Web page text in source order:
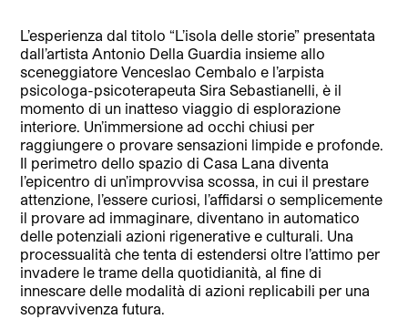
L’esperienza dal titolo “L’isola delle storie” presentata
dall’artista Antonio Della Guardia insieme allo
sceneggiatore Venceslao Cembalo e l’arpista
psicologa-psicoterapeuta Sira Sebastianelli, è il
momento di un inatteso viaggio di esplorazione
interiore. Un’immersione ad occhi chiusi per
raggiungere o provare sensazioni limpide e profonde.
Il perimetro dello spazio di Casa Lana diventa
l’epicentro di un’improvvisa scossa, in cui il prestare
attenzione, l’essere curiosi, l’affidarsi o semplicemente
il provare ad immaginare, diventano in automatico
delle potenziali azioni rigenerative e culturali. Una
processualità che tenta di estendersi oltre l’attimo per
invadere le trame della quotidianità, al fine di
innescare delle modalità di azioni replicabili per una
sopravvivenza futura.